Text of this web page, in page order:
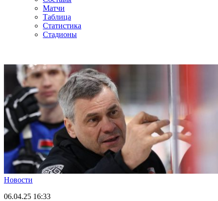
Матчи
Таблица
Статистика
Стадионы
Новости
06.04.25 16:33